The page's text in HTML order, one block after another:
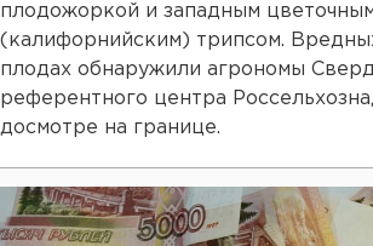
плодожоркой и западным
(калифорнийским) трипсом.
плодах обнаружили агрономы
референтного центра
досмотре на границе.